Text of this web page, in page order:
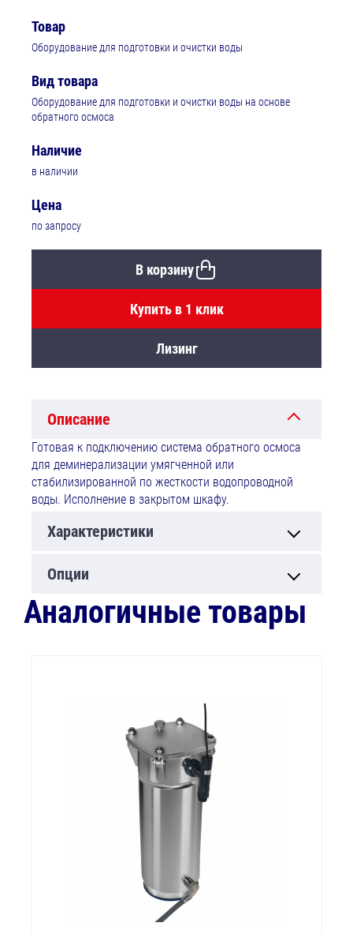
Товар
Оборудование для подготовки и очистки воды
Вид товара
Оборудование для подготовки и очистки воды на основе
обратного осмоса
Наличие
в наличии
Цена
по запросу
В корзину
Купить в 1 клик
Лизинг
Описание
Готовая к подключению система обратного осмоса
для деминерализации умягченной или
стабилизированной по жесткости водопроводной
воды. Исполнение в закрытом шкафу.
Характеристики
Опции
Аналогичные товары